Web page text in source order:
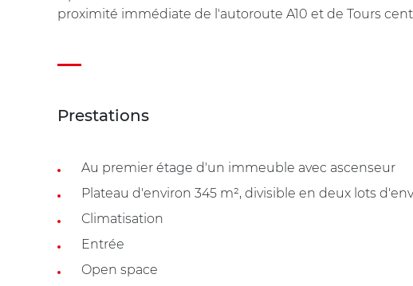
proximité immédiate de l'autoroute A10 et de Tours
Prestations
Au premier étage d'un immeuble avec ascenseur
Plateau d'environ 345 m², divisible en deux lots
Climatisation
Entrée
Open space